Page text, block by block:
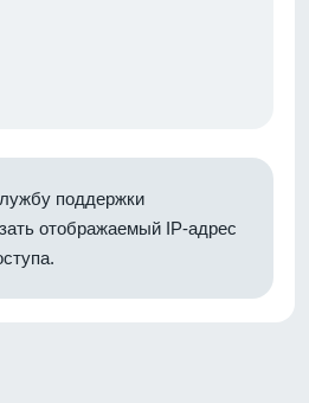
поддержки
отображаемый IP-адрес